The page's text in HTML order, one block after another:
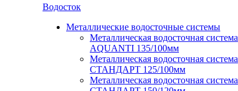
Водосток
Металлические водосточные системы
Металлическая водосточная система
AQUANTI 135/100мм
Металлическая водосточная система
СТАНДАРТ 125/100мм
Металлическая водосточная система